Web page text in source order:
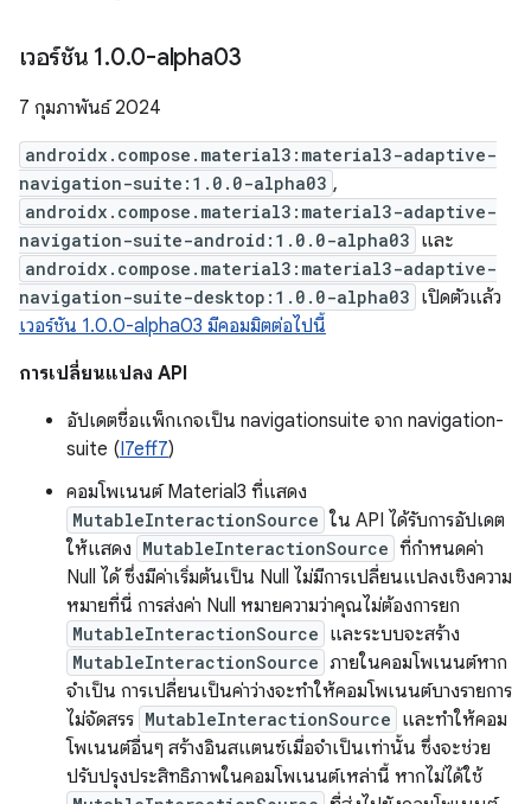
เวอร์ชัน 1.0.0-alpha03
7 กุมภาพันธ์ 2024
androidx.compose.material3:material3-adaptive-
navigation-suite:1.0.0-alpha03 ,
androidx.compose.material3:material3-adaptive-
navigation-suite-android:1.0.0-alpha03 และ
androidx.compose.material3:material3-adaptive-
navigation-suite-desktop:1.0.0-alpha03 เปิดตัวแล้ว
เวอร์ชัน 1.0.0-alpha03 มีคอมมิตต่อไปนี้
การเปลี่ยนแปลง API
อัปเดตชื่อแพ็กเกจเป็น navigationsuite จาก navigation-
suite (I7eff7)
คอมโพเนนต์ Material3 ที่แสดง
MutableInteractionSource ใน API ได้รับการอัปเดต
ให้แสดง MutableInteractionSource ที่กำหนดค่า
Null ได้ ซึ่งมีค่าเริ่มต้นเป็น Null ไม่มีการเปลี่ยนแปลงเชิงความ
หมายที่นี่ การส่งค่า Null หมายความว่าคุณไม่ต้องการยก
MutableInteractionSource และระบบจะสร้าง
MutableInteractionSource ภายในคอมโพเนนต์หาก
จำเป็น การเปลี่ยนเป็นค่าว่างจะทำให้คอมโพเนนต์บางรายการ
ไม่จัดสรร MutableInteractionSource และทำให้คอม
โพเนนต์อื่นๆ สร้างอินสแตนซ์เมื่อจำเป็นเท่านั้น ซึ่งจะช่วย
ปรับปรุงประสิทธิภาพในคอมโพเนนต์เหล่านี้ หากไม่ได้ใช้